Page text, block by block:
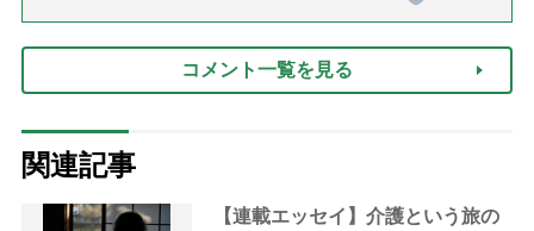
コメント一覧を見る
関連記事
【連載エッセイ】介護という旅の